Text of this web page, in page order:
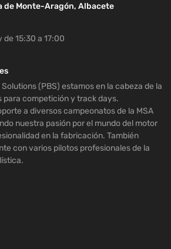
de Monte-Aragón, Albacete
15:30 a 17:00
(PBS) estamos en la cabeza de la
para competición y track days.
a diversos campeonatos de la MSA
nuestra pasión por el mundo del motor
en la fabricación. También
con varios pilotos profesionales de la